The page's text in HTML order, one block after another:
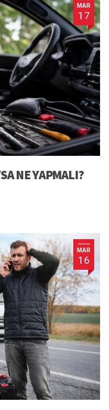
MAR
17
NE YAPMALI?
MAR
16